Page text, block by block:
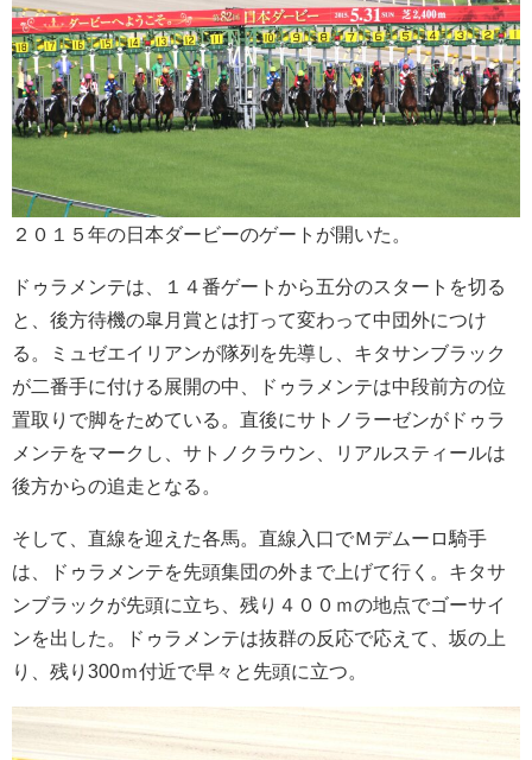
２０１５年の日本ダービーのゲートが開いた。
ドゥラメンテは、１４番ゲートから五分のスタートを切る
と、後方待機の皐月賞とは打って変わって中団外につけ
る。ミュゼエイリアンが隊列を先導し、キタサンブラック
が二番手に付ける展開の中、ドゥラメンテは中段前方の位
置取りで脚をためている。直後にサトノラーゼンがドゥラ
メンテをマークし、サトノクラウン、リアルスティールは
後方からの追走となる。
そして、直線を迎えた各馬。直線入口でＭデムーロ騎手
は、ドゥラメンテを先頭集団の外まで上げて行く。キタサ
ンブラックが先頭に立ち、残り４００ｍの地点でゴーサイ
ンを出した。ドゥラメンテは抜群の反応で応えて、坂の上
り、残り300ｍ付近で早々と先頭に立つ。